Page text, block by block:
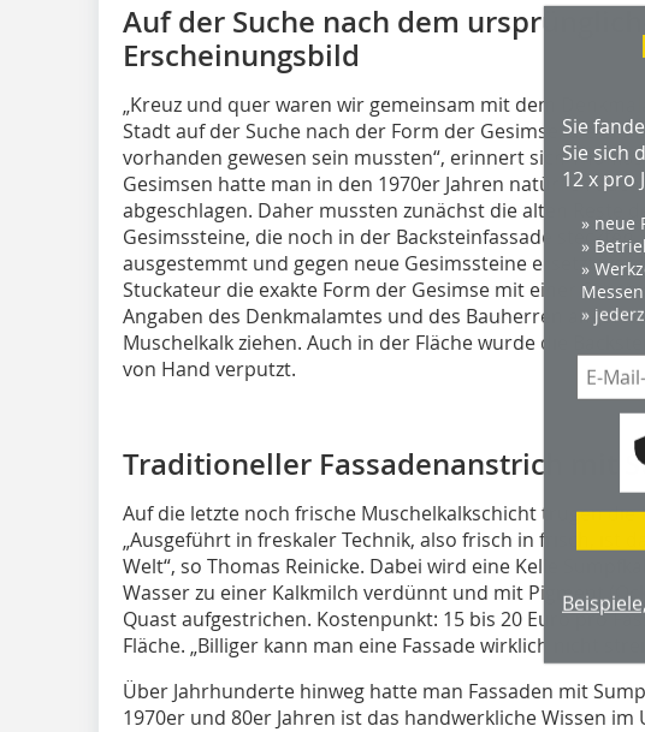
Auf der Suche nach dem
Erscheinungsbild
„Kreuz und quer waren wir gemeinsam mit dem
Stadt auf der Suche nach der Form der Gesimse, die
vorhanden gewesen sein mussten“, erinnert sich
Gesimsen hatte man in den 1970er Jahren natürlich
abgeschlagen. Daher mussten zunächst die alten Reste
Gesimssteine, die noch in der Backsteinfassade
ausgestemmt und gegen neue Gesimssteine ersetzt
Stuckateur die exakte Form der Gesimse mit einer
Angaben des Denkmalamtes und des Bauherren
Muschelkalk ziehen. Auch in der Fläche wurde die
von Hand verputzt.
Traditioneller Fassadenanstrich mit
Auf die letzte noch frische Muschelkalkschicht trugen die
„Ausgeführt in freskaler Technik, also frisch in frisch, ist
Welt“, so Thomas Reinicke. Dabei wird eine Kelle
Wasser zu einer Kalkmilch verdünnt und mit Pigment
Quast aufgestrichen. Kostenpunkt: 15 bis 20 Euro pro
Fläche. „Billiger kann man eine Fassade wirklich nicht
Über Jahrhunderte hinweg hatte man Fassaden mit
1970er und 80er Jahren ist das handwerkliche Wissen
Sie
Sie sich
12 x pro
» neue
»
»
Messen
»